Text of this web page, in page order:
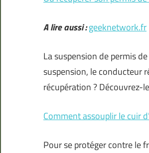
A lire aussi :geeknetwork.fr
La suspension de permis
suspension, le conducteur
récupération ? Découvrez-
Comment assouplir le cuir
Pour se protéger contre le